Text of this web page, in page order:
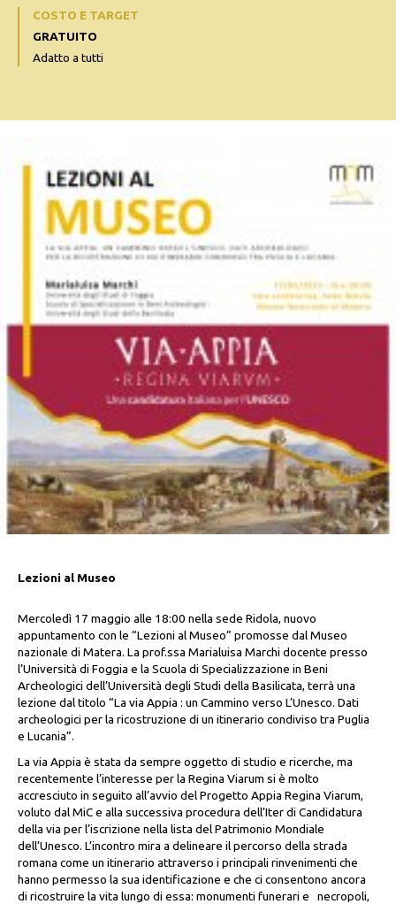
Lezioni al Museo
Mercoledì 17 maggio alle 18:00 nella sede Ridola, nuovo
appuntamento con le “Lezioni al Museo” promosse dal Museo
nazionale di Matera. La prof.ssa Marialuisa Marchi docente presso
l’Università di Foggia e la Scuola di Specializzazione in Beni
Archeologici dell’Università degli Studi della Basilicata, terrà una
lezione dal titolo “La via Appia : un Cammino verso L’Unesco. Dati
archeologici per la ricostruzione di un itinerario condiviso tra Puglia
e Lucania”.
La via Appia è stata da sempre oggetto di studio e ricerche, ma
recentemente l’interesse per la Regina Viarum si è molto
accresciuto in seguito all’avvio del Progetto Appia Regina Viarum,
voluto dal MiC e alla successiva procedura dell’Iter di Candidatura
della via per l’iscrizione nella lista del Patrimonio Mondiale
dell’Unesco. L’incontro mira a delineare il percorso della strada
romana come un itinerario attraverso i principali rinvenimenti che
hanno permesso la sua identificazione e che ci consentono ancora
di ricostruire la vita lungo di essa: monumenti funerari e necropoli,
COSTO E TARGET
GRATUITO
Adatto a tutti